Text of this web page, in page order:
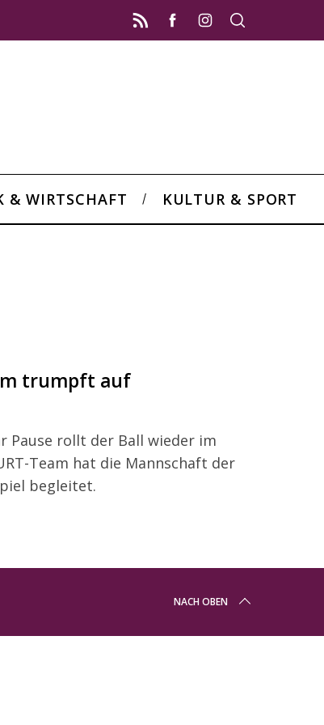
& WIRTSCHAFT KULTUR & SPORT
trumpft auf
Pause rollt der Ball wieder im
Team hat die Mannschaft der
begleitet.
NACH OBEN